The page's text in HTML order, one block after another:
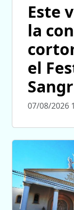
Este
la
el
07/08/2026